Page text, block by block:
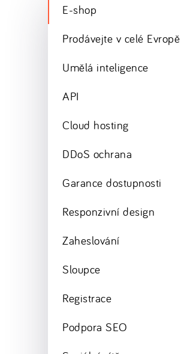
E-shop
Prodávejte v celé Evropě
Umělá inteligence
API
Cloud hosting
DDoS ochrana
Garance dostupnosti
Responzivní design
Zaheslování
Sloupce
Registrace
Podpora SEO